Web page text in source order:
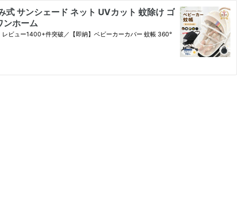
サンシェード ネット UVカット 蚊除け ゴ
スタートワンホーム
ビュー1400+件突破／【即納】ベビーカーカバー 蚊帳 360°